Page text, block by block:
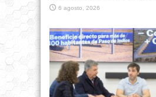
6 agosto, 2026